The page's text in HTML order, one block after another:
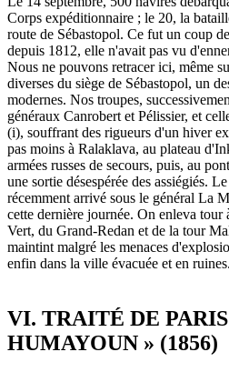
Corps expéditionnaire ; le 20, la
route de Sébastopol. Ce fut un coup
depuis 1812, elle n'avait pas vu
Nous ne pouvons retracer ici, même
diverses du siège de Sébastopol, un
modernes. Nos troupes,
généraux Canrobert et Pélissier, et
(i), souffrant des rigueurs d'un hiver
pas moins à Ralaklava, au plateau
armées russes de secours, puis, au
une sortie désespérée des assiégiés.
récemment arrivé sous le général La
cette dernière journée. On enleva
Vert, du Grand-Redan et de la tour
maintint malgré les menaces
enfin dans la ville évacuée et en ruines.
VI. TRAITÉ DE
HUMAYOUN » (1856)